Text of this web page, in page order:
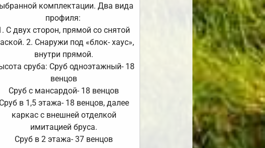
комплектации. Два вида
профиля:
С двух сторон, прямой со снятой
2. Снаружи под «блок- хаус»,
внутри прямой.
сруба: Сруб одноэтажный- 18
венцов
Сруб с мансардой- 18 венцов
Сруб в 1,5 этажа- 18 венцов, далее
каркас с внешней отделкой
имитацией бруса.
Сруб в 2 этажа- 37 венцов